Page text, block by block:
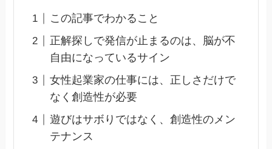
この記事でわかること
正解探しで発信が止まるのは、脳が不
自由になっているサイン
女性起業家の仕事には、正しさだけで
なく創造性が必要
遊びはサボりではなく、創造性のメン
テナンス